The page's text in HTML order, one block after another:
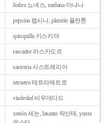
ñoñez 뇨녜스, mañana 마냐나
pepsina 펩시나, plantón 플란톤
quisquilla 키스키야
rascador 라스카도르
sastreria 사스트레리아
tetraetro 테트라에트로
viudedad 비우데다드
xenón 세논, laxante 락산테, yuxta